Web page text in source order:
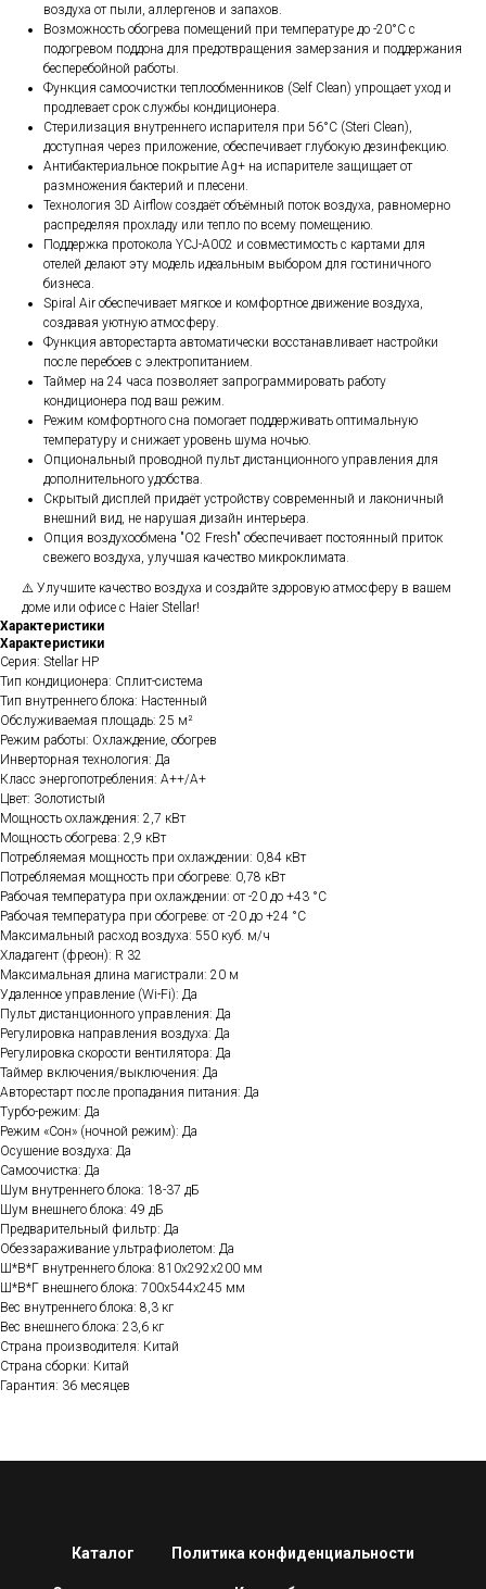
воздуха от пыли, аллергенов и запахов.
Возможность обогрева помещений при температуре до -20°C с
подогревом поддона для предотвращения замерзания и поддержания
бесперебойной работы.
Функция самоочистки теплообменников (Self Clean) упрощает уход и
продлевает срок службы кондиционера.
Стерилизация внутреннего испарителя при 56°C (Steri Clean),
доступная через приложение, обеспечивает глубокую дезинфекцию.
Антибактериальное покрытие Ag+ на испарителе защищает от
размножения бактерий и плесени.
Технология 3D Airflow создаёт объёмный поток воздуха, равномерно
распределяя прохладу или тепло по всему помещению.
Поддержка протокола YCJ-A002 и совместимость с картами для
отелей делают эту модель идеальным выбором для гостиничного
бизнеса.
Spiral Air обеспечивает мягкое и комфортное движение воздуха,
создавая уютную атмосферу.
Функция авторестарта автоматически восстанавливает настройки
после перебоев с электропитанием.
Таймер на 24 часа позволяет запрограммировать работу
кондиционера под ваш режим.
Режим комфортного сна помогает поддерживать оптимальную
температуру и снижает уровень шума ночью.
Опциональный проводной пульт дистанционного управления для
дополнительного удобства.
Скрытый дисплей придаёт устройству современный и лаконичный
внешний вид, не нарушая дизайн интерьера.
Опция воздухообмена "O2 Fresh" обеспечивает постоянный приток
свежего воздуха, улучшая качество микроклимата.
⚠️ Улучшите качество воздуха и создайте здоровую атмосферу в вашем
доме или офисе с Haier Stellar!
Характеристики
Характеристики
Серия: Stellar HP
Тип кондиционера: Сплит-система
Тип внутреннего блока: Настенный
Обслуживаемая площадь: 25 м²
Режим работы: Охлаждение, обогрев
Инверторная технология: Да
Класс энергопотребления: A++/A+
Цвет: Золотистый
Мощность охлаждения: 2,7 кВт
Мощность обогрева: 2,9 кВт
Потребляемая мощность при охлаждении: 0,84 кВт
Потребляемая мощность при обогреве: 0,78 кВт
Рабочая температура при охлаждении: от -20 до +43 °C
Рабочая температура при обогреве: от -20 до +24 °C
Максимальный расход воздуха: 550 куб. м/ч
Хладагент (фреон): R 32
Максимальная длина магистрали: 20 м
Удаленное управление (Wi-Fi): Да
Пульт дистанционного управления: Да
Регулировка направления воздуха: Да
Регулировка скорости вентилятора: Да
Таймер включения/выключения: Да
Авторестарт после пропадания питания: Да
Турбо-режим: Да
Режим «Сон» (ночной режим): Да
Осушение воздуха: Да
Самоочистка: Да
Шум внутреннего блока: 18-37 дБ
Шум внешнего блока: 49 дБ
Предварительный фильтр: Да
Обеззараживание ультрафиолетом: Да
Ш*В*Г внутреннего блока: 810х292х200 мм
Ш*В*Г внешнего блока: 700х544х245 мм
Вес внутреннего блока: 8,3 кг
Вес внешнего блока: 23,6 кг
Страна производителя: Китай
Страна сборки: Китай
Гарантия: 36 месяцев
Каталог Политика конфиденциальности